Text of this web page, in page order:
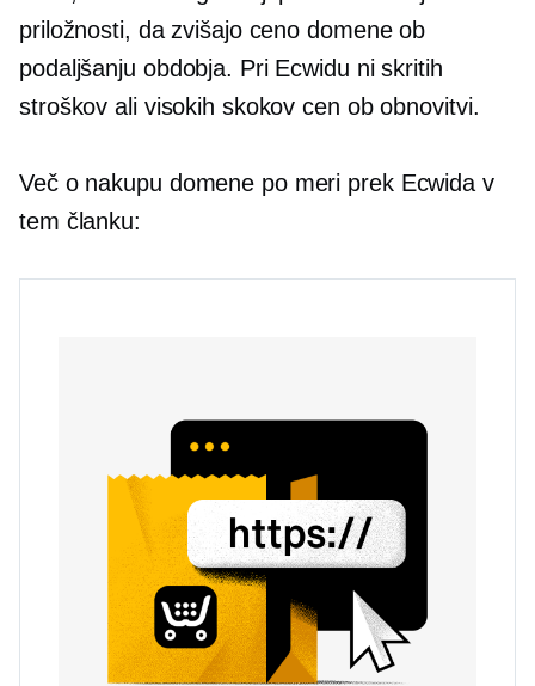
priložnosti, da zvišajo ceno domene ob
podaljšanju obdobja. Pri Ecwidu ni skritih
stroškov ali visokih skokov cen ob obnovitvi.
Več o nakupu domene po meri prek Ecwida v
tem članku: